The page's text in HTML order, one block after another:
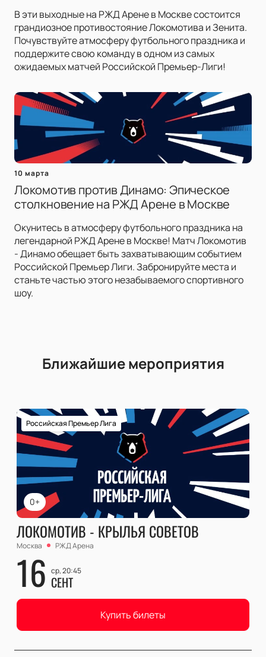
В эти выходные на РЖД Арене в Москве состоится
грандиозное противостояние Локомотива и Зенита.
Почувствуйте атмосферу футбольного праздника и
поддержите свою команду в одном из самых
ожидаемых матчей Российской Премьер-Лиги!
10 марта
Локомотив против Динамо: Эпическое
столкновение на РЖД Арене в Москве
Окунитесь в атмосферу футбольного праздника на
легендарной РЖД Арене в Москве! Матч Локомотив
- Динамо обещает быть захватывающим событием
Российской Премьер Лиги. Забронируйте места и
станьте частью этого незабываемого спортивного
шоу.
Ближайшие мероприятия
0+
Российская Премьер Лига
ЛОКОМОТИВ - КРЫЛЬЯ СОВЕТОВ
Москва РЖД Арена
16 ср, 20:45
СЕНТ
Купить билеты